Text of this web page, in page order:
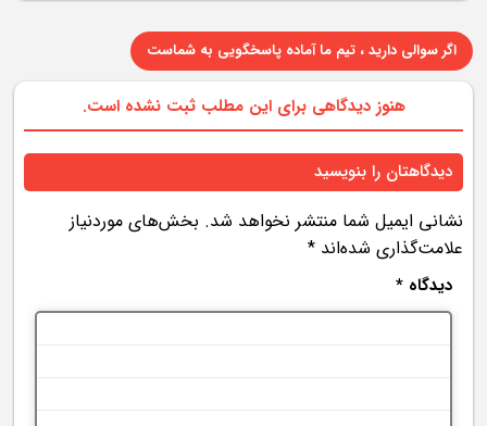
اگر سوالی دارید ، تیم ما آماده پاسخگویی به شماست
هنوز دیدگاهی برای این مطلب ثبت نشده است.
دیدگاهتان را بنویسید
نشانی ایمیل شما منتشر نخواهد شد. بخش‌های موردنیاز
علامت‌گذاری شده‌اند *
دیدگاه *